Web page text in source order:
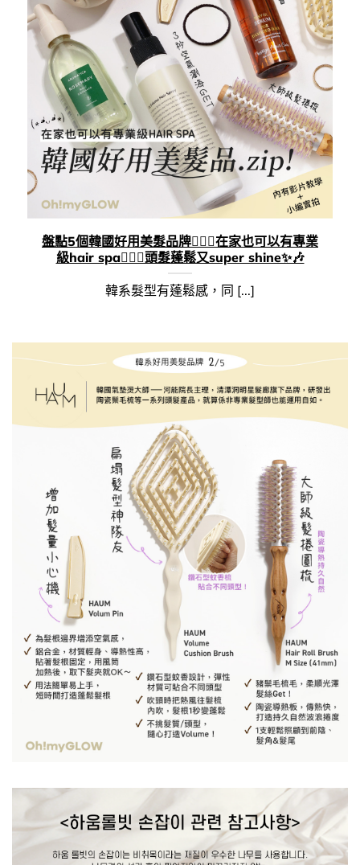
盤點5個韓國好用美髮品牌💁🏻‍♀️在家也可以有專業
級hair spa🧖🏻‍♀️頭髮蓬鬆又super shine✨🎶
韓系髮型有蓬鬆感，同 [...]